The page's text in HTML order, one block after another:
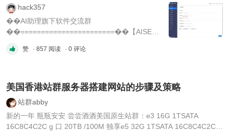
hack357
��AI助理旗下软件交流群
��=======================��【AISEO
https://www.bilibili.com/video/BV1nr2qYYEHG更
�【AI媒体助理】—自媒体神器软件操作教
更新日志：htt ...
赞 · 857 阅读 · 0 评论
美国香港站群服务器搭建网站的步骤及策略
站群abby
新的一年 瓶瓶安安 尝尝酒酒美国原生站群：e3 16G 1TSATA
16C8C4C2C g 口 20TB /100M 独享e5 32G 1TSATA 16C8C4C2C g